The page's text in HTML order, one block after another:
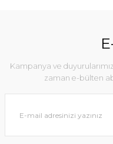
Kampanya ve
zaman e-bülten